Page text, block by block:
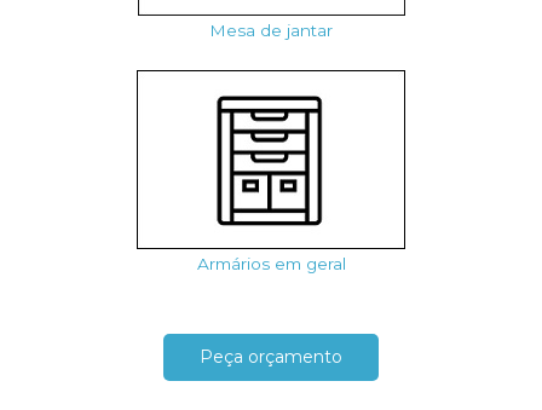
Mesa de jantar
Armários em geral
Peça orçamento